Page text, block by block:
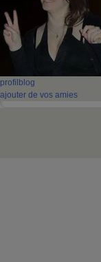
profil blog
ajouter de vos amies